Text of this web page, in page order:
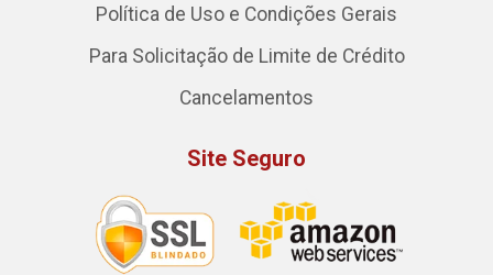
Política de Uso e Condições Gerais
Para Solicitação de Limite de Crédito
Cancelamentos
Site Seguro